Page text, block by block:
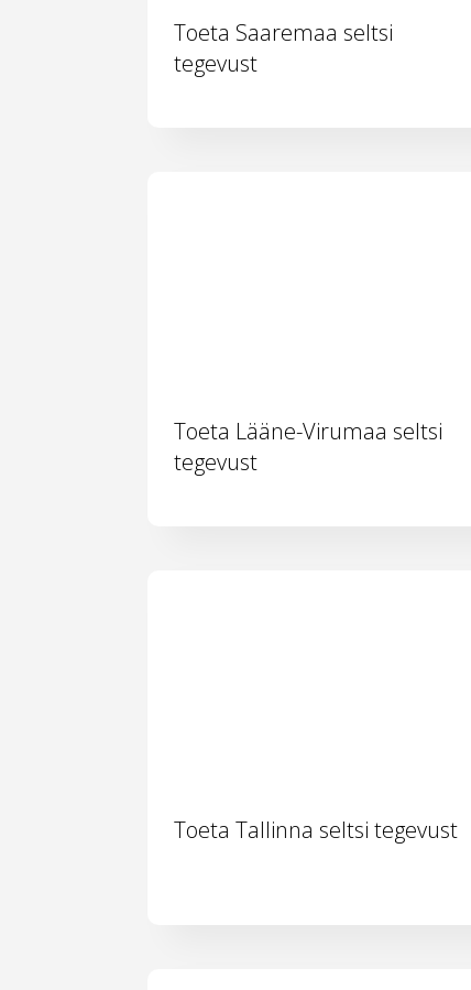
Toeta Saaremaa seltsi
tegevust
Toeta Lääne-Virumaa seltsi
tegevust
Toeta Tallinna seltsi tegevust